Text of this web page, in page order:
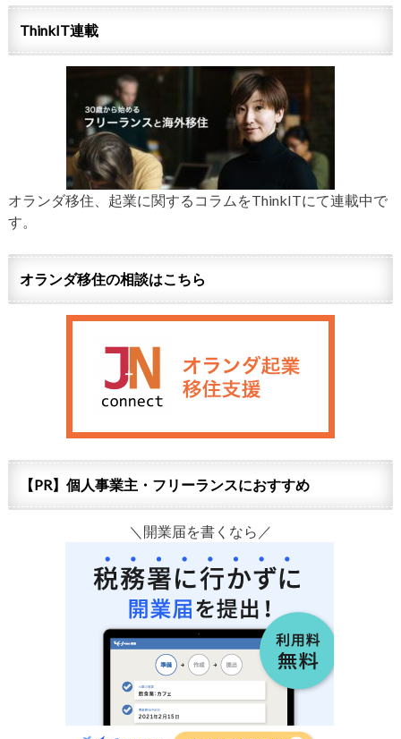
ThinkIT連載
オランダ移住、起業に関するコラムをThinkITにて連載中で
す。
オランダ移住の相談はこちら
【PR】個人事業主・フリーランスにおすすめ
＼開業届を書くなら／